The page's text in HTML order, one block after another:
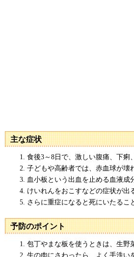
主な症状
食後3～8日で、激しい腹痛、下痢
子どもや高齢者では、赤血球が壊
血小板という出血を止める血液成
けいれんをおこすなどの症状が出
さらに重症になると死にいたるこ
予防のポイント
包丁やまな板を使うときは、生野
生の肉にさわったら、よく手洗い